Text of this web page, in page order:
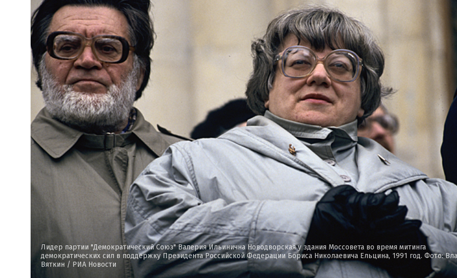
Лидер партии "Демократический Союз" Валерия Ильинична Новодворская у здания Моссовета во время митинга
демократических сил в поддержку Президента Российской Федерации Бориса Николаевича Ельцина, 1991 год. Фото:
Вяткин / РИА Новости